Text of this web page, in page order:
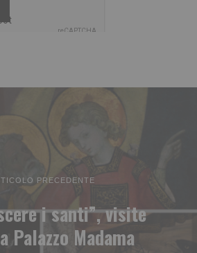
PRECEDENTE
i santi”, visite
Palazzo Madama